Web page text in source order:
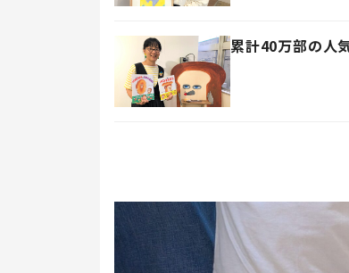
累計40万部の人